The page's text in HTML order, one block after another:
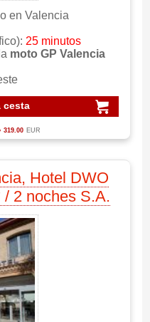
en Valencia
25 minutos
moto GP Valencia
cesta
319.00 EUR
Hotel DWO
2 noches S.A.